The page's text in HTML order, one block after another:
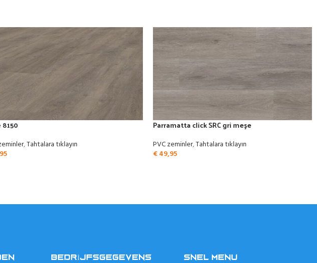
8150
,Tahtalara tıklayın
Parramatta click SRC gri meşe
PVC zeminler,Tahtalara tıklayın
€49,95
BEDRIJFSGEGEVENS SNEL MENU